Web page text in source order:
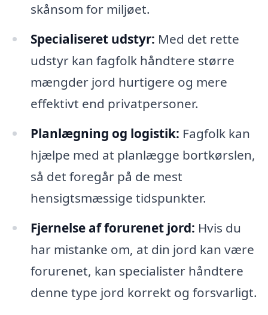
skånsom for miljøet.
Specialiseret udstyr: Med det rette
udstyr kan fagfolk håndtere større
mængder jord hurtigere og mere
effektivt end privatpersoner.
Planlægning og logistik: Fagfolk kan
hjælpe med at planlægge bortkørslen,
så det foregår på de mest
hensigtsmæssige tidspunkter.
Fjernelse af forurenet jord: Hvis du
har mistanke om, at din jord kan være
forurenet, kan specialister håndtere
denne type jord korrekt og forsvarligt.